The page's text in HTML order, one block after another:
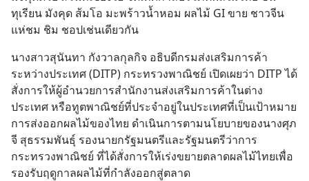
ทุเรียน มังคุด ส้มโอ มะพร้าวน้ำหอม ผลไม้ GI ขาย ชาวจีน
แห่ชม ชิม ชอปเช่นเดียวกัน
นางสาวสุนันทา กังวาลกุลกิจ อธิบดีกรมส่งเสริมการค้า
ระหว่างประเทศ (DITP) กระทรวงพาณิชย์ เปิดเผยว่า DITP ได้
สั่งการให้ผู้อำนวยการสำนักงานส่งเสริมการค้าในต่าง
ประเทศ หรือทูตพาณิชย์ที่ประจำอยู่ในประเทศที่เป็นเป้าหมาย
การส่งออกผลไม้ของไทย ดำเนินการตามนโยบายของนางศุภ
จี สุธรรมพันธุ์ รองนายกรัฐมนตรีและรัฐมนตรีว่าการ
กระทรวงพาณิชย์ ที่ได้สั่งการให้เร่งขยายตลาดผลไม้ไทยเพื่อ
รองรับฤดูกาลผลไม้ที่กำลังออกสู่ตลาด